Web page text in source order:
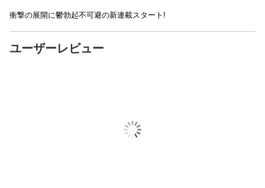
衝撃の展開に鬱勃起不可避の新連載スタート!
ユーザーレビュー